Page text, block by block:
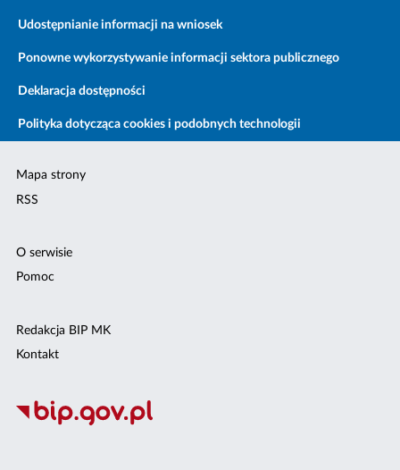
Udostępnianie informacji na wniosek
Ponowne wykorzystywanie informacji sektora publicznego
Deklaracja dostępności
Polityka dotycząca cookies i podobnych technologii
Mapa strony
RSS
O serwisie
Pomoc
Redakcja BIP MK
Kontakt